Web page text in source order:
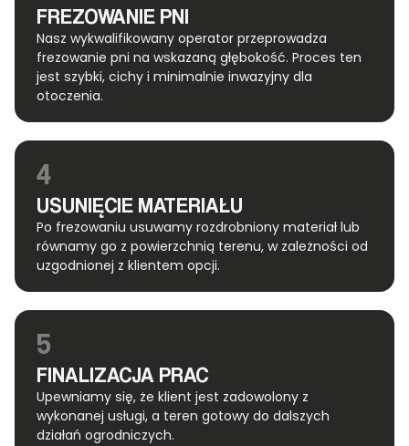
FREZOWANIE PNI
Nasz wykwalifikowany operator przeprowadza
frezowanie pni na wskazaną głębokość. Proces ten
jest szybki, cichy i minimalnie inwazyjny dla
otoczenia.
4
USUNIĘCIE MATERIAŁU
Po frezowaniu usuwamy rozdrobniony materiał lub
równamy go z powierzchnią terenu, w zależności od
uzgodnionej z klientem opcji.
5
FINALIZACJA PRAC
Upewniamy się, że klient jest zadowolony z
wykonanej usługi, a teren gotowy do dalszych
działań ogrodniczych.